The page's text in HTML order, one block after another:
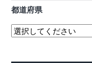
都道府県